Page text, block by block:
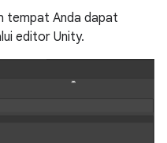
tempat Anda dapat
editor Unity.